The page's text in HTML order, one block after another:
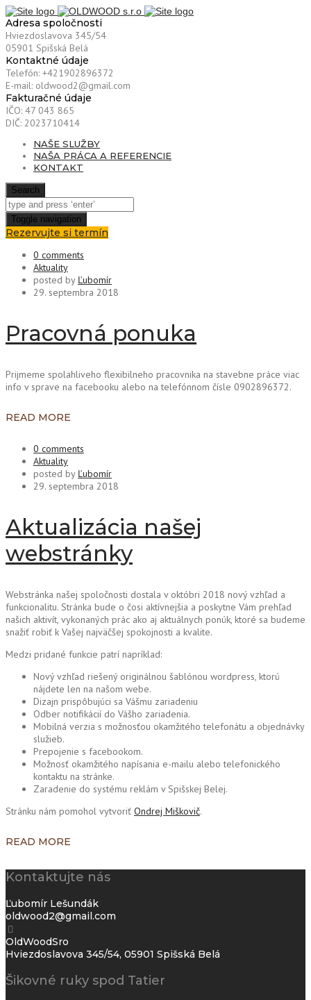
Adresa spoločnosti
Hviezdoslavova 345/54
05901 Spišská Belá
Kontaktné údaje
Telefón: +421902896372
E-mail: oldwood2@gmail.com
Fakturačné údaje
IČO: 47 043 865
DIČ: 2023710414
NAŠE SLUŽBY
NAŠA PRÁCA A REFERENCIE
KONTAKT
Search
Toggle navigation
Rezervujte si termín
0 comments
Aktuality
posted by Ľubomír
29. septembra 2018
Pracovná ponuka
Prijmeme spolahliveho flexibilneho pracovnika na stavebne práce viac
info v sprave na facebooku alebo na telefónnom čísle 0902896372.
READ MORE
0 comments
Aktuality
posted by Ľubomír
29. septembra 2018
Aktualizácia našej
webstránky
Webstránka našej spoločnosti dostala v októbri 2018 nový vzhľad a
funkcionalitu. Stránka bude o čosi aktívnejšia a poskytne Vám prehľad
našich aktivít, vykonaných prác ako aj aktuálnych ponúk, ktoré sa budeme
snažiť robiť k Vašej najväčšej spokojnosti a kvalite.
Medzi pridané funkcie patrí napríklad:
Nový vzhľad riešený originálnou šablónou wordpress, ktorú
nájdete len na našom webe.
Dizajn prispôbujúci sa Vášmu zariadeniu
Odber notifikácií do Vášho zariadenia.
Mobilná verzia s možnosťou okamžitého telefonátu a objednávky
služieb.
Prepojenie s facebookom.
Možnosť okamžitého napísania e-mailu alebo telefonického
kontaktu na stránke.
Zaradenie do systému reklám v Spišskej Belej.
Stránku nám pomohol vytvoriť Ondrej Miškovič.
READ MORE
Kontaktujte nás
Ľubomír Lešundák
oldwood2@gmail.com
OldWoodSro
Hviezdoslavova 345/54, 05901 Spišská Belá
Šikovné ruky spod Tatier